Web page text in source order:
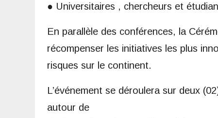
● Universitaires , chercheurs et
En parallèle des conférences, la
récompenser les initiatives les plus
risques sur le continent.
L’événement se déroulera sur deux
autour de